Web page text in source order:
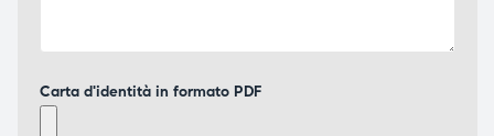
Carta d'identità in formato PDF